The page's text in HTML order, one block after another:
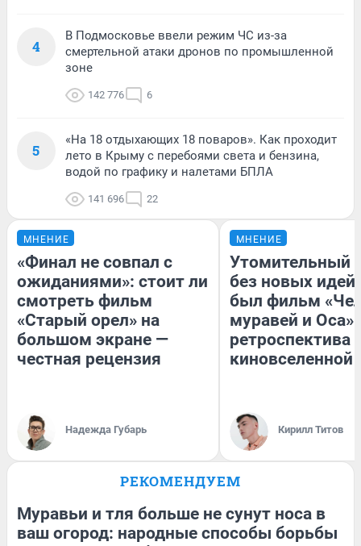
4
В Подмосковье ввели режим ЧС из-за
смертельной атаки дронов по промышленной
зоне
142 776 6
5
«На 18 отдыхающих 18 поваров». Как проходит
лето в Крыму с перебоями света и бензина,
водой по графику и налетами БПЛА
141 696 22
МНЕНИЕ
«Финал не совпал с
ожиданиями»: стоит ли
смотреть фильм
«Старый орел» на
большом экране —
честная рецензия
Надежда Губарь
МНЕНИЕ
Утомительный
без новых
был фильм
муравей и Оса»
ретроспектива
киновселенной
Кирилл Титов
РЕКОМЕНДУЕМ
Муравьи и тля больше не сунут носа в
ваш огород: народные способы борьбы